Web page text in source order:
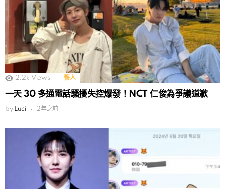
2.2k Views 藝人
一天 30 多通電話騷擾失控爆發！NCT 仁俊為爭議道歉
by Luci 2年之前